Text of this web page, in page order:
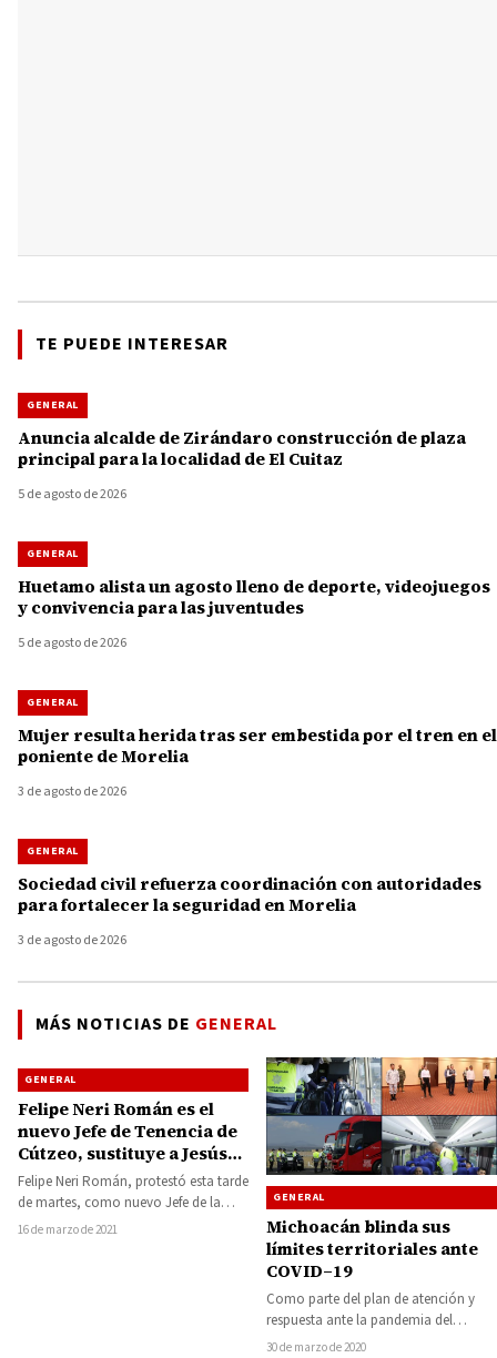
TE PUEDE INTERESAR
GENERAL
Anuncia alcalde de Zirándaro construcción de plaza
principal para la localidad de El Cuitaz
5 de agosto de 2026
GENERAL
Huetamo alista un agosto lleno de deporte, videojuegos
y convivencia para las juventudes
5 de agosto de 2026
GENERAL
Mujer resulta herida tras ser embestida por el tren en el
poniente de Morelia
3 de agosto de 2026
GENERAL
Sociedad civil refuerza coordinación con autoridades
para fortalecer la seguridad en Morelia
3 de agosto de 2026
MÁS NOTICIAS DE GENERAL
GENERAL
Felipe Neri Román es el
nuevo Jefe de Tenencia de
Cútzeo, sustituye a Jesús
Ismael Sánchez
Felipe Neri Román, protestó esta tarde
de martes, como nuevo Jefe de la
Tenencia de Cútzeo, perteneciente
16 de marzo de 2021
GENERAL
Michoacán blinda sus
límites territoriales ante
COVID–19
Como parte del plan de atención y
respuesta ante la pandemia del
COVID-19, el Gobernador de
30 de marzo de 2020